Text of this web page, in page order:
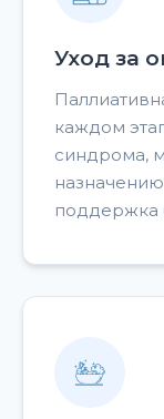
Уход за
каждом
синдрома,
поддержка